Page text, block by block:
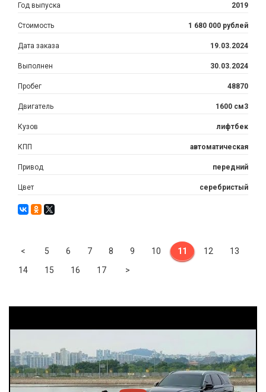
Год выпуска 2019
Стоимость 1 680 000 рублей
Дата заказа 19.03.2024
Выполнен 30.03.2024
Пробег 48870
Двигатель 1600 см3
Кузов лифтбек
КПП автоматическая
Привод передний
Цвет серебристый
< Previous
5 6 7 8 9 10 11 12
13
14
15 16 17 >